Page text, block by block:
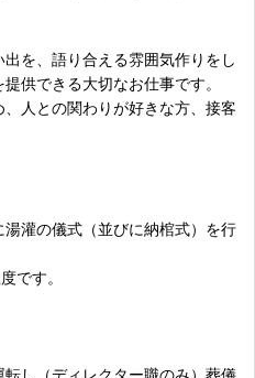
を、語り合える雰囲気作りをし
供できる大切なお仕事です。
人との関わりが好きな方、接客
湯灌の儀式（並びに納棺式）を行
です。
し（ディレクター職のみ）葬儀